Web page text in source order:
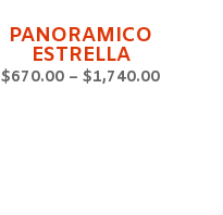
PANORAMICO
ESTRELLA
$670.00 –$1,740.00